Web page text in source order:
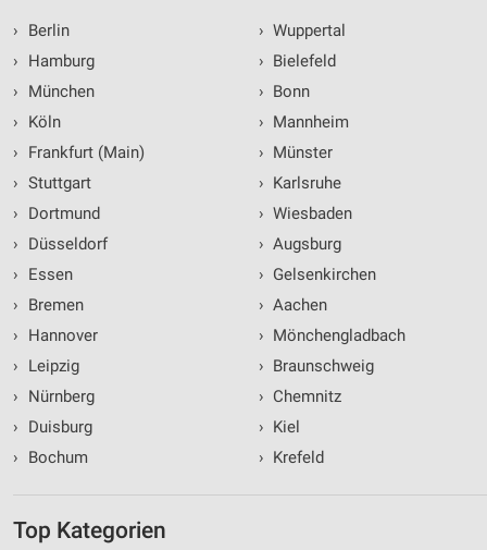
›
Berlin
›
Hamburg
›
München
›
Köln
›
Frankfurt (Main)
› Stuttgart
›
Dortmund
›
Düsseldorf
›
Essen
›
Bremen
›
Hannover
›
Leipzig
›
Nürnberg
›
Duisburg
›
Bochum
› Wuppertal
› Bielefeld
› Bonn
› Mannheim
› Münster
› Karlsruhe
› Wiesbaden
› Augsburg
› Gelsenkirchen
› Aachen
› Mönchengladbach
› Braunschweig
› Chemnitz
› Kiel
› Krefeld
Top Kategorien